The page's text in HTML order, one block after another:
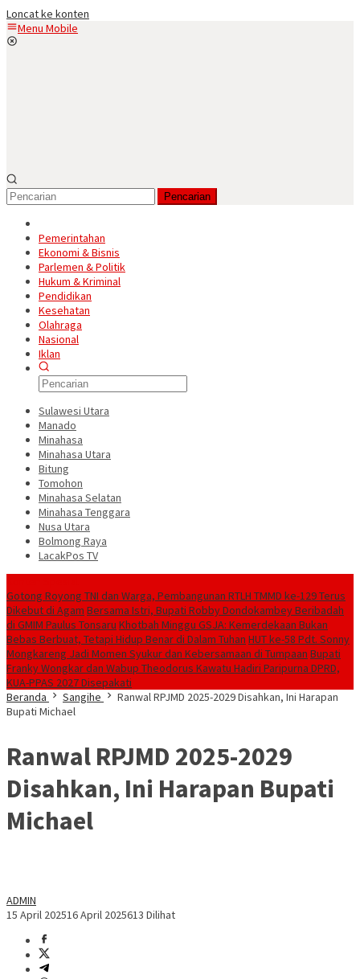
Loncat ke konten
Menu Mobile
Pencarian
Pemerintahan
Ekonomi & Bisnis
Parlemen & Politik
Hukum & Kriminal
Pendidikan
Kesehatan
Olahraga
Nasional
Iklan
Sulawesi Utara
Manado
Minahasa
Minahasa Utara
Bitung
Tomohon
Minahasa Selatan
Minahasa Tenggara
Nusa Utara
Bolmong Raya
LacakPos TV
Gotong Royong TNI dan Warga, Pembangunan RTLH TMMD ke-129 Terus
Dikebut di Agam Bersama Istri, Bupati Robby Dondokambey Beribadah
di GMIM Paulus Tonsaru Khotbah Minggu GSJA: Kemerdekaan Bukan
Bebas Berbuat, Tetapi Hidup Benar di Dalam Tuhan HUT ke-58 Pdt. Sonny
Mongkareng Jadi Momen Syukur dan Kebersamaan di Tumpaan Bupati
Franky Wongkar dan Wabup Theodorus Kawatu Hadiri Paripurna DPRD,
KUA-PPAS 2027 Disepakati
Beranda
Sangihe
Ranwal RPJMD 2025-2029 Disahkan, Ini Harapan
Bupati Michael
Ranwal RPJMD 2025-2029
Disahkan, Ini Harapan Bupati
Michael
ADMIN
15 April 202516 April 2025613 Dilihat